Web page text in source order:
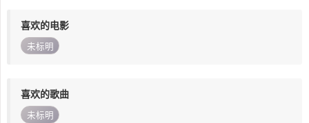
喜欢的电影
未标明
喜欢的歌曲
未标明